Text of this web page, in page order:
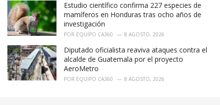
Estudio científico confirma 227 especies de
mamíferos en Honduras tras ocho años de
investigación
POR EQUIPO CA360 8 AGOSTO, 2026
Diputado oficialista reaviva ataques contra el
alcalde de Guatemala por el proyecto
AeroMetro
POR EQUIPO CA360 8 AGOSTO, 2026